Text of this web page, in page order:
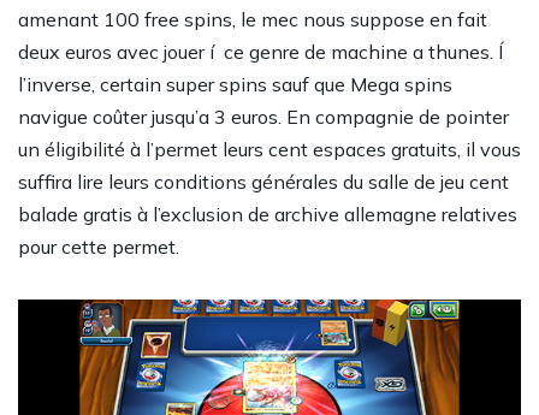
amenant 100 free spins, le mec nous suppose en fait
deux euros avec jouer í ce genre de machine a thunes. Í
l’inverse, certain super spins sauf que Mega spins
navigue coûter jusqu’a 3 euros. En compagnie de pointer
un éligibilité à l’permet leurs cent espaces gratuits, il vous
suffira lire leurs conditions générales du salle de jeu cent
balade gratis à l’exclusion de archive allemagne relatives
pour cette permet.